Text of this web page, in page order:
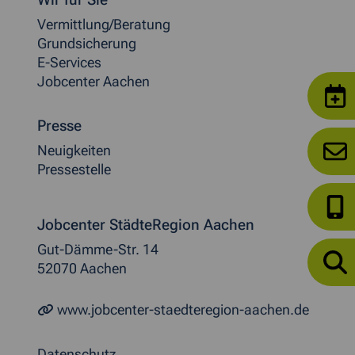
Vermittlung/Beratung
Grundsicherung
E-Services
Jobcenter Aachen
Presse
Neuigkeiten
Pressestelle
Jobcenter StädteRegion Aachen
Gut-Dämme-Str. 14
52070 Aachen
www.jobcenter-staedteregion-aachen.de